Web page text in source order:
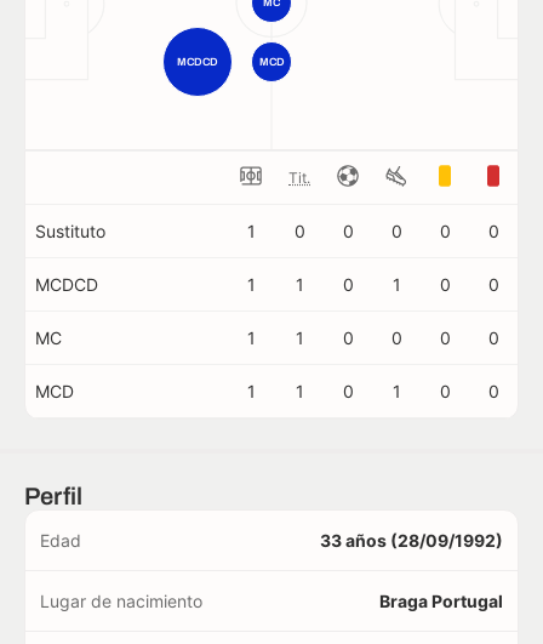
MCDCD
MC
MCD
Tit.
Sustituto 1 0 0 0 0 0
MCDCD 1 1 0 1 0 0
MC 1 1 0 0 0 0
MCD 1 1 0 1 0 0
Perfil
Edad 33 años (28/09/1992)
Lugar de nacimiento Braga Portugal